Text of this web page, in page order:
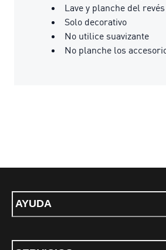
Lave y planche del revés
Solo decorativo
No utilice suavizante
No planche los
AYUDA